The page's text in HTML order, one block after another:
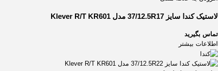
لاستیک کندا سایز 37/12.5R17 مدل Klever R/T KR601
تماس بگیرید
اطلاعات بیشتر